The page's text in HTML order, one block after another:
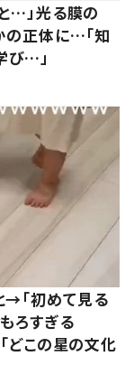
…」光る膜の
の正体に…「知
び…」
「初めて見る
ろすぎる
どこの星の文化